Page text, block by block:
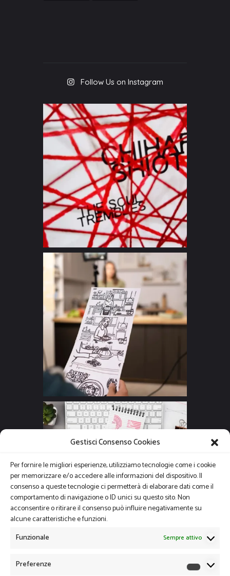
Gestisci Consenso Cookies
Per fornire le migliori esperienze, utilizziamo tecnologie come i cookie
per memorizzare e/o accedere alle informazioni del dispositivo. Il
consenso a queste tecnologie ci permetterà di elaborare dati come il
comportamento di navigazione o ID unici su questo sito. Non
acconsentire o ritirare il consenso può influire negativamente su
alcune caratteristiche e funzioni.
Funzionale
Sempre attivo
Preferenze
Follow Us on Instagram